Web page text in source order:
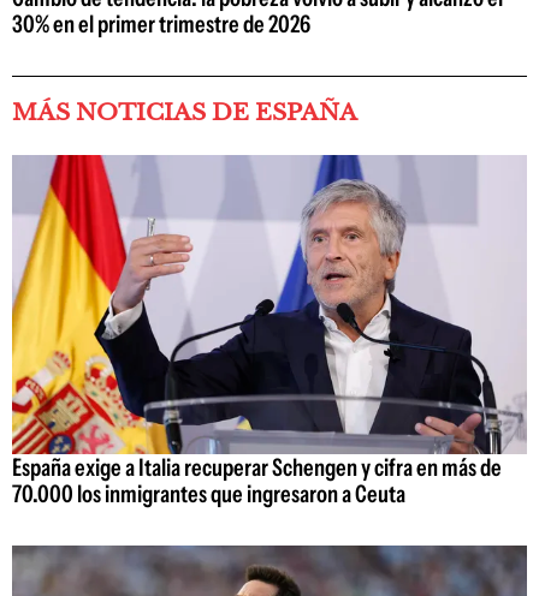
30% en el primer trimestre de 2026
MÁS NOTICIAS DE ESPAÑA
España exige a Italia recuperar Schengen y cifra en más de
70.000 los inmigrantes que ingresaron a Ceuta